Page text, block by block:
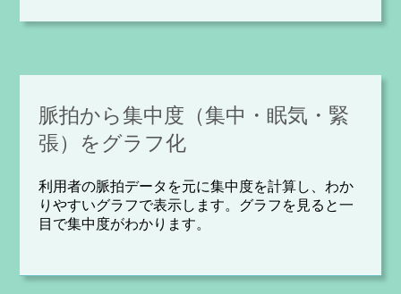
脈拍から集中度（集中・眠気・緊
張）をグラフ化
利用者の脈拍データを元に集中度を計算し、わか
りやすいグラフで表示します。グラフを見ると一
目で集中度がわかります。